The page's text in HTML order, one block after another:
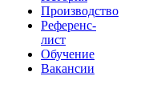
Производство
Референс-
лист
Обучение
Вакансии